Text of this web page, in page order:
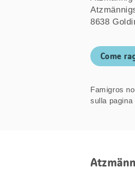
8638
Come
Famigros
sulla